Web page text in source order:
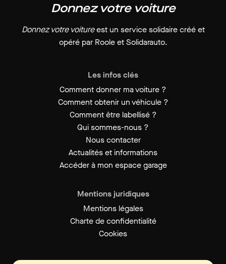
Donnez votre voiture
Donnez votre voitureest un service solidaire créé et
opéré par Roole et Solidarauto.
Les infos clés
Comment donner ma voiture ?
Comment obtenir un véhicule ?
Comment être labellisé ?
Qui sommes-nous ?
Nous contacter
Actualités et informations
Accéder à mon espace garage
Mentions juridiques
Mentions légales
Charte de confidentialité
Cookies